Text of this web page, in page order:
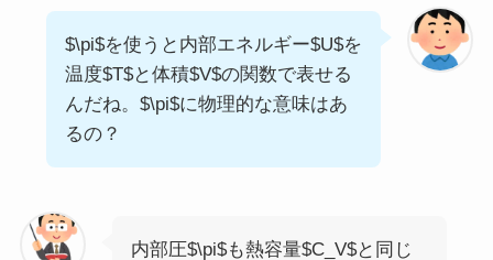
$\pi$を使うと内部エネルギー$U$を
温度$T$と体積$V$の関数で表せる
んだね。$\pi$に物理的な意味はあ
るの？
内部圧$\pi$も熱容量$C_V$と同じ